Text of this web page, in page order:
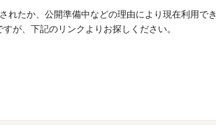
れたか、公開準備中などの理由により現在利用でき
が、下記のリンクよりお探しください。